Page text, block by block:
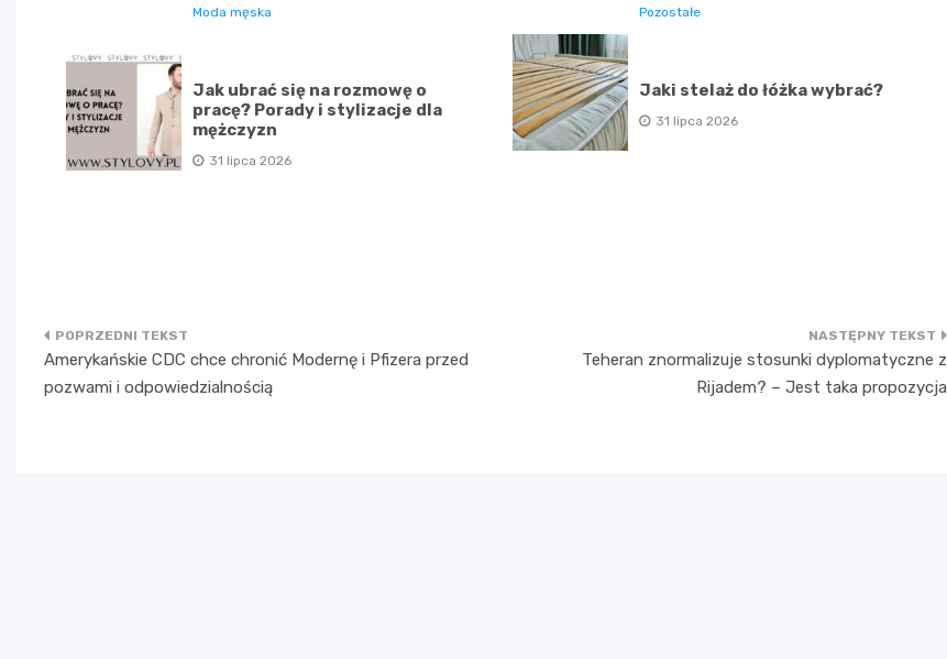
Moda męska
Jak ubrać się na rozmowę o
pracę? Porady i stylizacje dla
mężczyzn
31 lipca 2026
Pozostałe
Jaki stelaż do łóżka wybrać?
31 lipca 2026
Nawigacja
wpisu
Amerykańskie CDC chce chronić Modernę i Pfizera przed
pozwami i odpowiedzialnością
Teheran znormalizuje stosunki dyplomatyczne z
Rijadem? – Jest taka propozycja